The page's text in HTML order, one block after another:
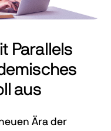
Parallels
aus
Ära der